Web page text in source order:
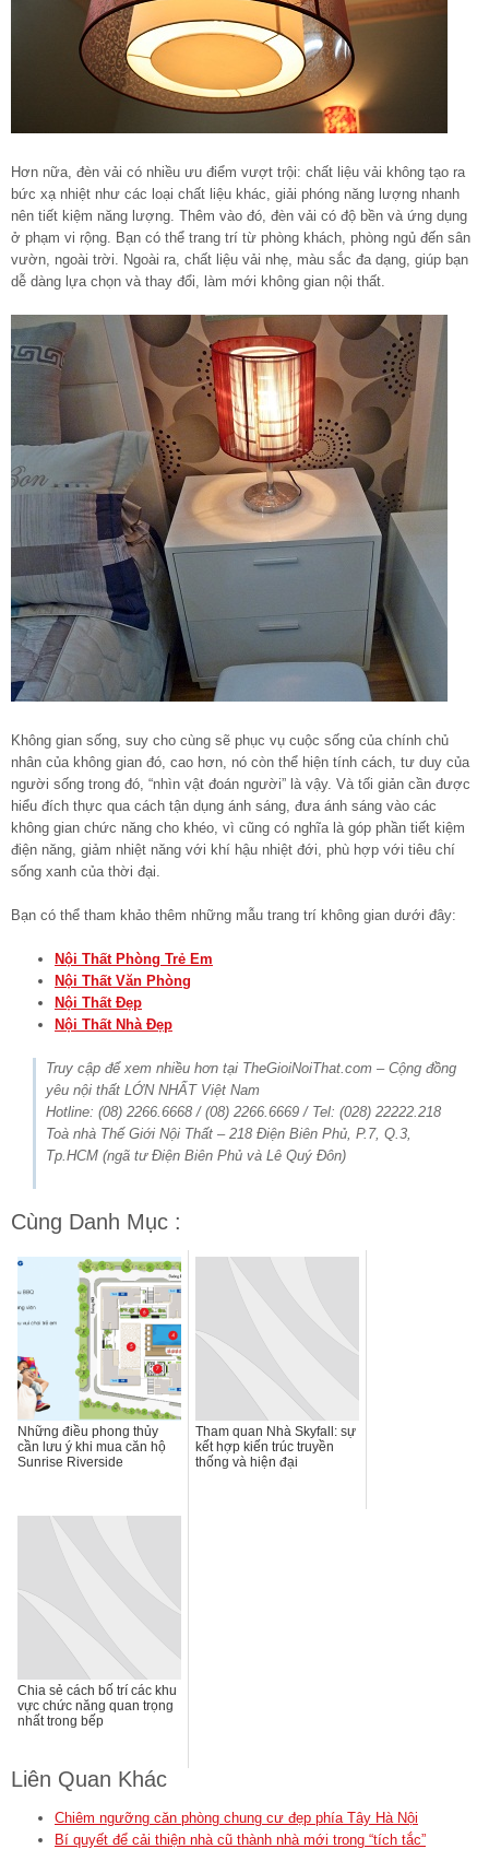
Hơn nữa, đèn vải có nhiều ưu điểm vượt trội: chất liệu vải không tạo ra
bức xạ nhiệt như các loại chất liệu khác, giải phóng năng lượng nhanh
nên tiết kiệm năng lượng. Thêm vào đó, đèn vải có độ bền và ứng dụng
ở phạm vi rộng. Bạn có thể trang trí từ phòng khách, phòng ngủ đến sân
vườn, ngoài trời. Ngoài ra, chất liệu vải nhẹ, màu sắc đa dạng, giúp bạn
dễ dàng lựa chọn và thay đổi, làm mới không gian nội thất.
Không gian sống, suy cho cùng sẽ phục vụ cuộc sống của chính chủ
nhân của không gian đó, cao hơn, nó còn thể hiện tính cách, tư duy của
người sống trong đó, “nhìn vật đoán người” là vậy. Và tối giản cần được
hiểu đích thực qua cách tận dụng ánh sáng, đưa ánh sáng vào các
không gian chức năng cho khéo, vì cũng có nghĩa là góp phần tiết kiệm
điện năng, giảm nhiệt năng với khí hậu nhiệt đới, phù hợp với tiêu chí
sống xanh của thời đại.
Bạn có thể tham khảo thêm những mẫu trang trí không gian dưới đây:
Nội Thất Phòng Trẻ Em
Nội Thất Văn Phòng
Nội Thất Đẹp
Nội Thất Nhà Đẹp
Truy cập để xem nhiều hơn tại TheGioiNoiThat.com – Cộng đồng
yêu nội thất LỚN NHẤT Việt Nam
Hotline: (08) 2266.6668 / (08) 2266.6669 / Tel: (028) 22222.218
Toà nhà Thế Giới Nội Thất – 218 Điện Biên Phủ, P.7, Q.3,
Tp.HCM (ngã tư Điện Biên Phủ và Lê Quý Đôn)
Cùng Danh Mục :
Những điều phong thủy
cần lưu ý khi mua căn hộ
Sunrise Riverside
Tham quan Nhà Skyfall: sự
kết hợp kiến trúc truyền
thống và hiện đại
Chia sẻ cách bố trí các khu
vực chức năng quan trọng
nhất trong bếp
Liên Quan Khác
Chiêm ngưỡng căn phòng chung cư đẹp phía Tây Hà Nội
Bí quyết để cải thiện nhà cũ thành nhà mới trong “tích tắc”